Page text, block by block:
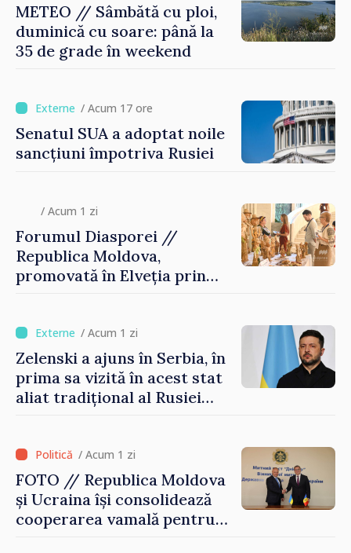
METEO // Sâmbătă cu ploi,
duminică cu soare: până la
35 de grade în weekend
/ Acum 17 ore
Senatul SUA a adoptat noile
sancțiuni împotriva Rusiei
/ Acum 1 zi
Forumul Diasporei //
Republica Moldova,
promovată în Elveția prin
/ Acum 1 zi
Zelenski a ajuns în Serbia, în
prima sa vizită în acest stat
aliat tradițional al Rusiei
/ Acum 1 zi
FOTO // Republica Moldova
și Ucraina își consolidează
cooperarea vamală pentru